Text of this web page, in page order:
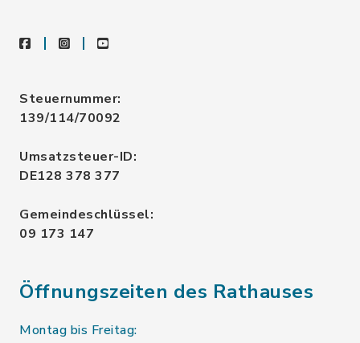
facebookinstagramyoutube
Steuernummer:
139/114/70092
Umsatzsteuer-ID:
DE128 378 377
Gemeindeschlüssel:
09 173 147
Öffnungszeiten des Rathauses
Montag bis Freitag: